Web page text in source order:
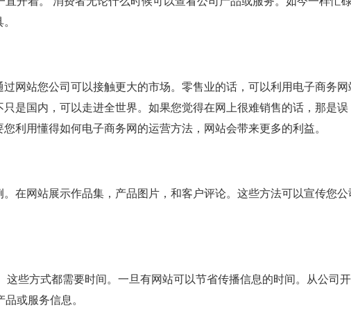
网站您公司可以接触更大的市场。零售业的话，可以利用电子商务网
是国内，可以走进全世界。如果您觉得在网上很难销售的话，那是误
利用懂得如何电子商务网的运营方法，网站会带来更多的利益。
在网站展示作品集，产品图片，和客户评论。这些方法可以宣传您公
些方式都需要时间。一旦有网站可以节省传播信息的时间。从公司开
或服务信息。